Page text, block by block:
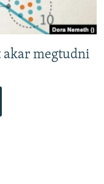
akar megtudni